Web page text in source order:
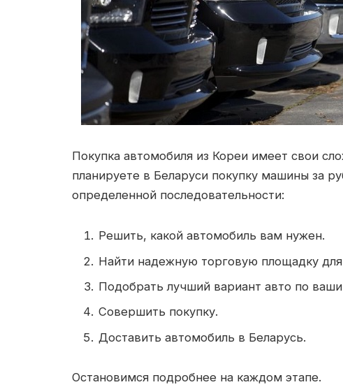
Покупка автомобиля из Кореи имеет свои
планируете в Беларуси покупку машины за
определенной последовательности:
Решить, какой автомобиль вам нужен.
Найти надежную торговую площадку для
Подобрать лучший вариант авто по
Совершить покупку.
Доставить автомобиль в Беларусь.
Остановимся подробнее на каждом этапе.